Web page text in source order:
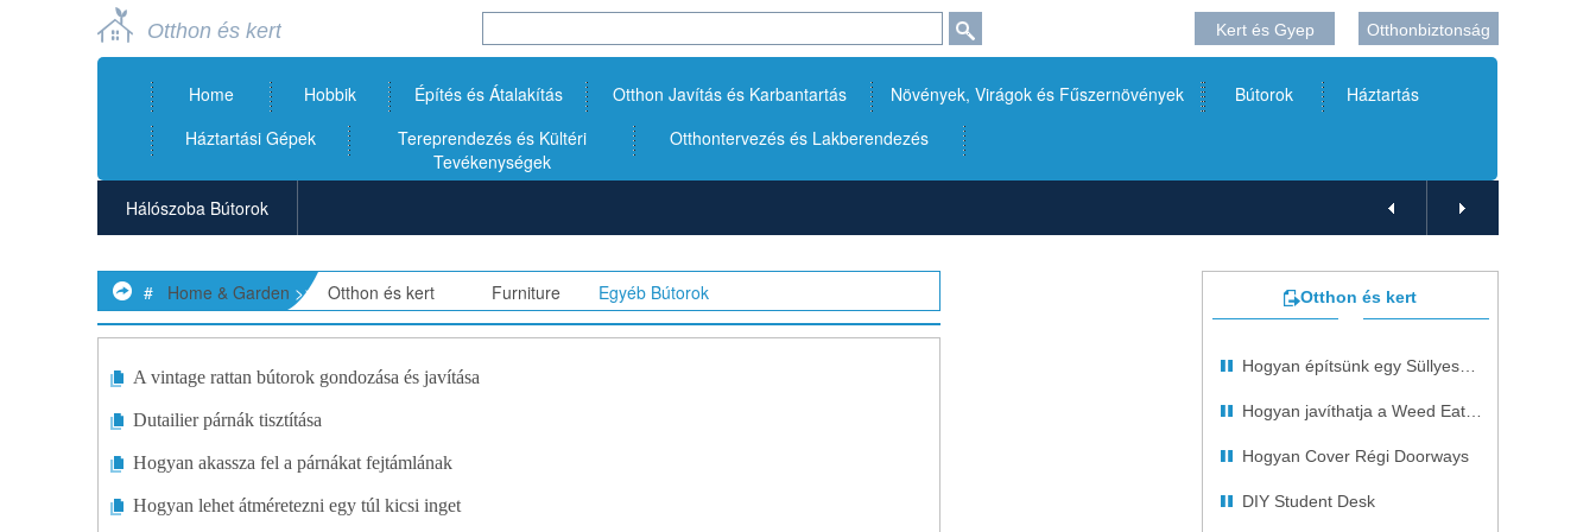
Otthon és kert Kert és Gyep Otthonbiztonság
Home Hobbik Építés és Átalakítás Otthon Javítás és Karbantartás Növények, Virágok és Fűszernövények Bútorok
Háztartás
Háztartási Gépek
Tereprendezés és Kültéri
Tevékenységek
Otthontervezés és Lakberendezés
Hálószoba Bútorok
Székek
Komódok
Íróasztalok
# Home & Garden >> Otthon és kert Furniture Egyéb Bútorok
A vintage rattan bútorok gondozása és javítása
Dutailier párnák tisztítása
Hogyan akassza fel a párnákat fejtámlának
Hogyan lehet átméretezni egy túl kicsi inget
Otthon és kert
Hogyan Cover Régi Doorways
DIY Student Desk